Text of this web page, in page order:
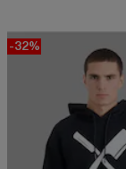
-32%